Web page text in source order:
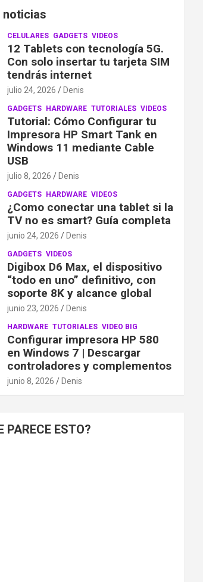
noticias
CELULARES GADGETS VIDEOS
12 Tablets con tecnología 5G.
Con solo insertar tu tarjeta SIM
tendrás internet
julio 24, 2026 Denis
GADGETS HARDWARE TUTORIALES VIDEOS
Tutorial: Cómo Configurar tu
Impresora HP Smart Tank en
Windows 11 mediante Cable
USB
julio 8, 2026 Denis
GADGETS HARDWARE VIDEOS
¿Como conectar una tablet si la
TV no es smart? Guía completa
junio 24, 2026 Denis
GADGETS VIDEOS
Digibox D6 Max, el dispositivo
“todo en uno” definitivo, con
soporte 8K y alcance global
junio 23, 2026 Denis
HARDWARE TUTORIALES VIDEO BIG
Configurar impresora HP 580
en Windows 7 | Descargar
controladores y complementos
junio 8, 2026 Denis
PARECE ESTO?